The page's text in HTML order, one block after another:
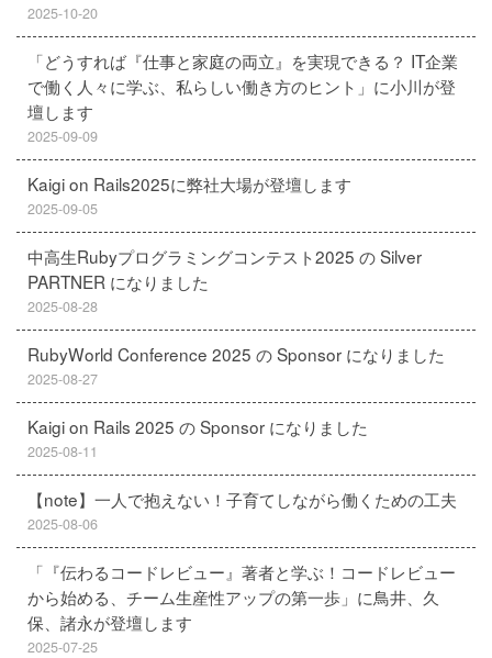
2025-10-20
「どうすれば『仕事と家庭の両立』を実現できる？ IT企業
で働く人々に学ぶ、私らしい働き方のヒント」に小川が登
壇します
2025-09-09
Kaigi on Rails2025に弊社大場が登壇します
2025-09-05
中高生Rubyプログラミングコンテスト2025 の Silver
PARTNER になりました
2025-08-28
RubyWorld Conference 2025 の Sponsor になりました
2025-08-27
Kaigi on Rails 2025 の Sponsor になりました
2025-08-11
【note】一人で抱えない！子育てしながら働くための工夫
2025-08-06
「『伝わるコードレビュー』著者と学ぶ！コードレビュー
から始める、チーム生産性アップの第一歩」に鳥井、久
保、諸永が登壇します
2025-07-25